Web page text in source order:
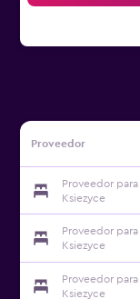
Proveedor
Proveedor
Ksiezyce
Proveedor
Ksiezyce
Proveedor
Ksiezyce